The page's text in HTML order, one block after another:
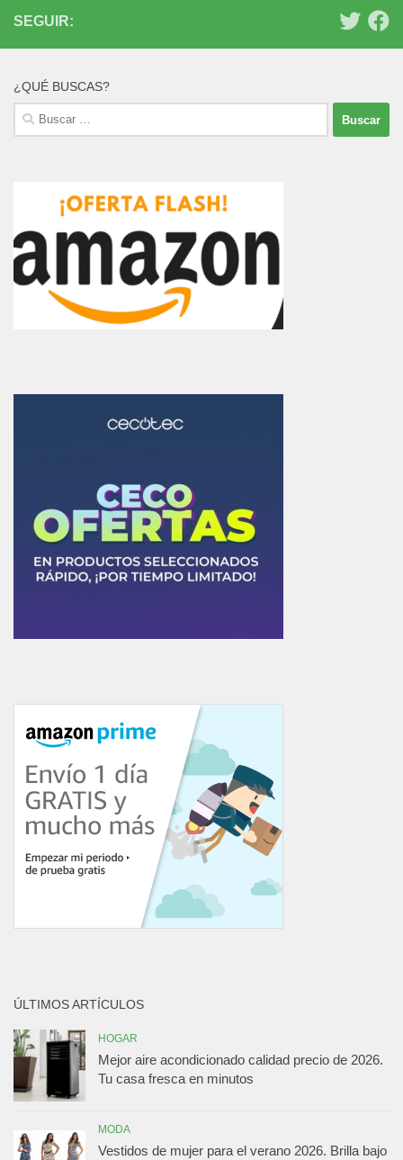
SEGUIR:
¿QUÉ BUSCAS?
Buscar:
ÚLTIMOS ARTÍCULOS
HOGAR
Mejor aire acondicionado calidad precio de 2026.
Tu casa fresca en minutos
MODA
Vestidos de mujer para el verano 2026. Brilla bajo